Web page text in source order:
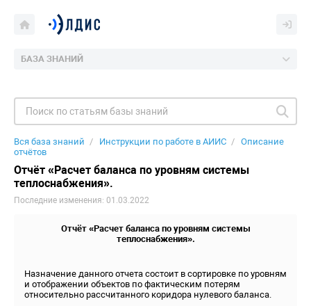
БАЗА ЗНАНИЙ
Вся база знаний Инструкции по работе в АИИС
Описание
отчётов
Отчёт «Расчет баланса по уровням системы
теплоснабжения».
Последние изменения: 01.03.2022
Отчёт «Расчет баланса по уровням системы
теплоснабжения».
Назначение данного отчета состоит в сортировке по уровням
и отображении объектов по фактическим потерям
относительно рассчитанного коридора нулевого баланса.